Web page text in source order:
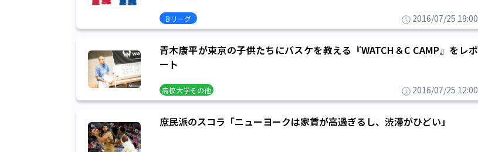
Bリーグ 2016/07/25 19:00
青木康平が東京の子供たちにバスケを教える『WATCH＆C CAMP』をレポ
ート
高校大学その他 2016/07/25 12:00
庶民派のスコラ「ニューヨークは家賃が高過ぎるし、渋滞がひどい」